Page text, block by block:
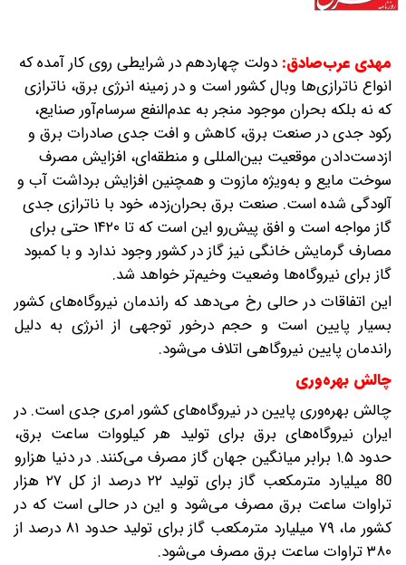
مهدی عرب‌صادق:‌ دولت چهاردهم در شرایطی روی کار آمده که
انواع ناترازی‌ها وبال کشور است و در زمینه انرژی برق، ناترازی
که نه بلکه بحران موجود منجر به عدم‌النفع سرسام‌آور صنایع،
رکود جدی در صنعت برق، کاهش و افت جدی صادرات برق و
از‌دست‌دادن موقعیت بین‌المللی و منطقه‌ای، افزایش مصرف
سوخت مایع و به‌ویژه مازوت و همچنین افزایش برداشت آب و
آلودگی شده است. صنعت برق بحران‌زده، خود با ناترازی جدی
گاز مواجه است و افق پیش‌رو این است که تا ۱۴۲۰ حتی برای
مصارف گرمایش خانگی نیز گاز در کشور وجود ندارد و با کمبود
گاز برای نیروگاه‌ها وضعیت وخیم‌تر خواهد شد.
این اتفاقات در حالی رخ می‌دهد که راندمان نیروگاه‌های کشور
بسیار پایین است و حجم درخور توجهی از انرژی به دلیل
راندمان پایین نیروگاهی اتلاف می‌شود.
چالش بهره‌وری
چالش بهره‌وری پایین در نیروگاه‌های کشور امری جدی است. در
ایران نیروگاه‌های برق برای تولید هر کیلو‌وات ساعت برق،
حدود ۱.۵ برابر میانگین جهان گاز مصرف می‌کنند. در دنیا هزارو
80 میلیارد مترمکعب گاز برای تولید ۲۲ درصد از کل ۲۷ هزار
تراوات ساعت برق مصرف می‌شود و این در حالی است که در
کشور ما، ۷۹ میلیارد مترمکعب گاز برای تولید حدود ۸۱ درصد از
۳۸۰ تراوات ساعت برق مصرف می‌شود.